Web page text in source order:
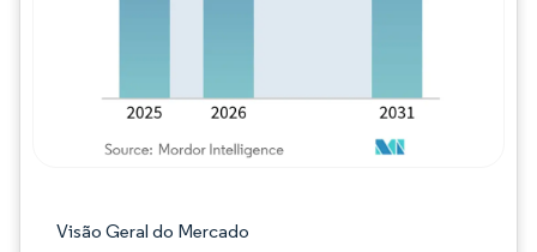
Visão Geral do Mercado